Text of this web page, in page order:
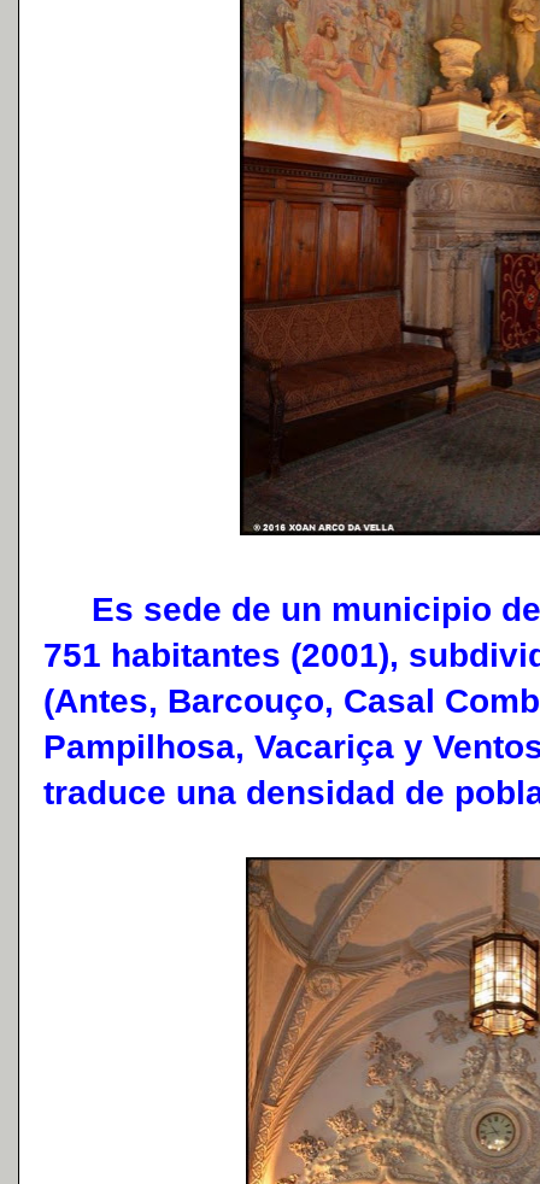
Es sede de un municipio de
751 habitantes (2001),
(Antes, Barcouço, Casal
Pampilhosa, Vacariça y
traduce una densidad de